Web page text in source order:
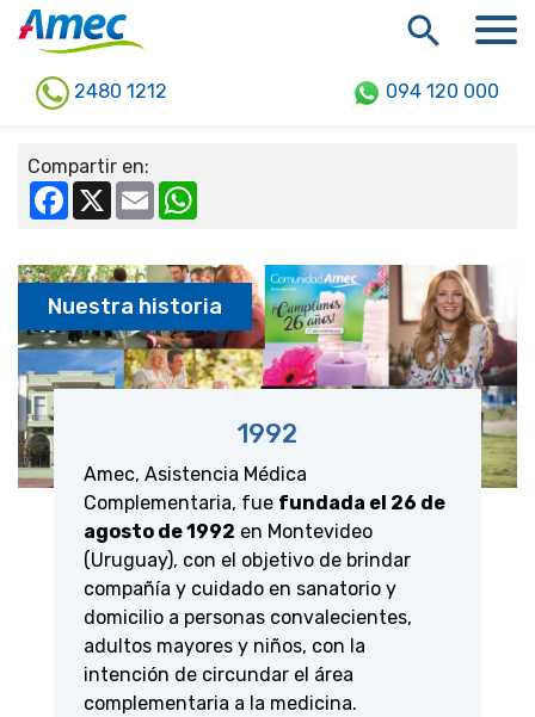
2480 1212 094 120 000
Compartir en:
Facebook
X Email
Nuestra historia
1992
Amec, Asistencia Médica
Complementaria, fue fundada el 26 de
agosto de 1992 en Montevideo
(Uruguay), con el objetivo de brindar
compañía y cuidado en sanatorio y
domicilio a personas convalecientes,
adultos mayores y niños, con la
intención de circundar el área
complementaria a la medicina.